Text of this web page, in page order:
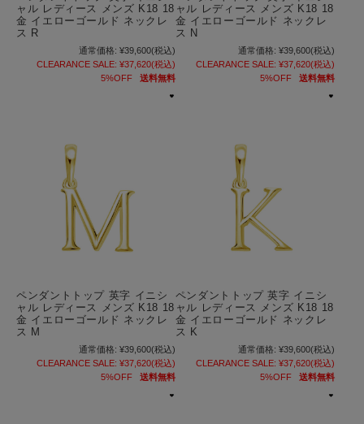
ャル レディース メンズ K18 18
金 イエローゴールド ネックレ
ス R
通常価格: ¥39,600(税込)
CLEARANCE SALE: ¥37,620(税込)
5%OFF
送料無料
ャル レディース メンズ K18 18
金 イエローゴールド ネックレ
ス N
通常価格: ¥39,600(税込)
CLEARANCE SALE: ¥37,620(税込)
5%OFF
送料無料
ペンダントトップ 英字 イニシ
ャル レディース メンズ K18 18
金 イエローゴールド ネックレ
ス M
通常価格: ¥39,600(税込)
CLEARANCE SALE: ¥37,620(税込)
5%OFF
送料無料
ペンダントトップ 英字 イニシ
ャル レディース メンズ K18 18
金 イエローゴールド ネックレ
ス K
通常価格: ¥39,600(税込)
CLEARANCE SALE: ¥37,620(税込)
5%OFF
送料無料